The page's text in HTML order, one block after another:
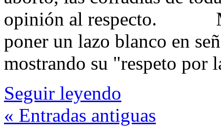
opinión al respecto.
poner un lazo blanco en
mostrando su
Seguir leyendo
« Entradas antiguas